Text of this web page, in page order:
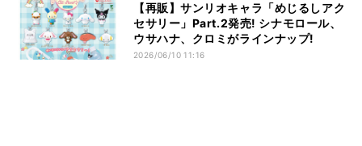
【再販】サンリオキャラ「めじるしアク
セサリー」Part.2発売! シナモロール、
ウサハナ、クロミがラインナップ!
2026/06/10 11:16